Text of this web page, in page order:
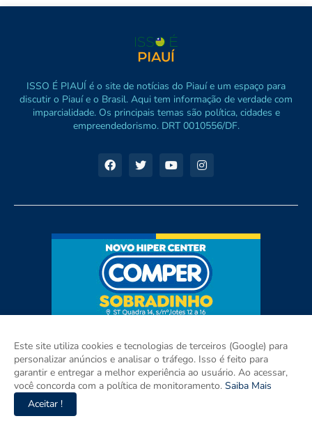
ISSO É PIAUÍ é o site de notícias do Piauí e um espaço para
discutir o Piauí e o Brasil. Aqui tem informação de verdade com
imparcialidade. Os principais temas são política, cidades e
empreendedorismo. DRT 0010556/DF.
Este site utiliza cookies e tecnologias de terceiros (Google) para
personalizar anúncios e analisar o tráfego. Isso é feito para
garantir e entregar a melhor experiência ao usuário. Ao acessar,
você concorda com a política de monitoramento. Saiba Mais
Aceitar !